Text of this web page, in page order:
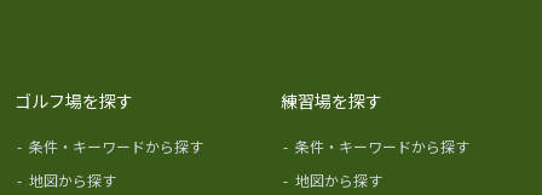
ゴルフ場を探す
- 条件・キーワードから探す
- 地図から探す
練習場を探す
- 条件・キーワードから探す
- 地図から探す